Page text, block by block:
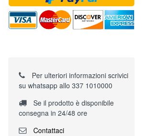
Per ulteriori informazioni scrivici
su whatsapp allo 337 1010000
Se il prodotto è disponibile
consegna in 24/48 ore
Contattaci